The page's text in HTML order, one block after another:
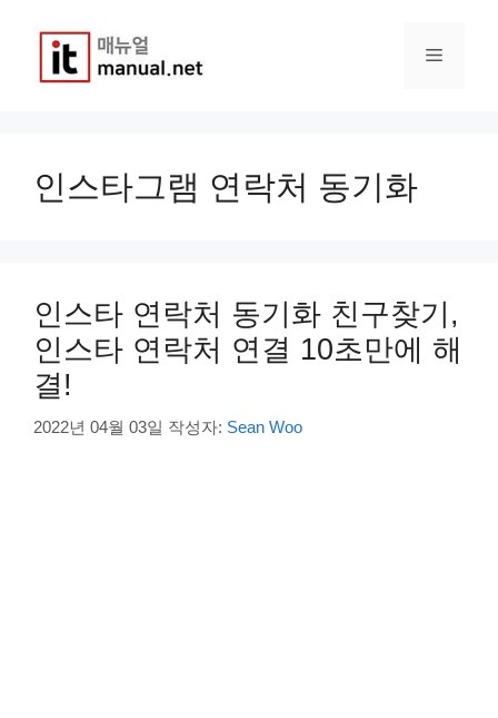
메
인스타그램 연락처 동기화
인스타 연락처 동기화 친구찾기,
인스타 연락처 연결 10초만에 해
결!
2022년 04월 03일 작성자: Sean Woo